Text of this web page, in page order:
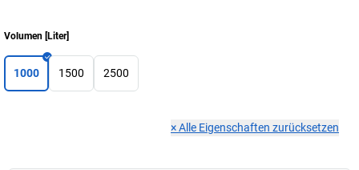
Volumen [Liter]
1000 1500 2500
×Alle Eigenschaften zurücksetzen